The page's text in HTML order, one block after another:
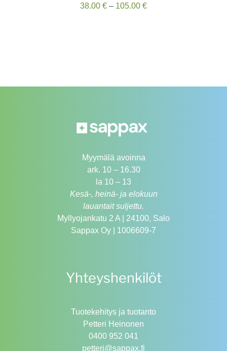
38.00 € – 105.00 €Hintaluokka:
Myymälä avoinna
ark. 10 – 16.30
la 10 – 13
Kesä-, heinä- ja elokuun
lauantait suljettu.
Myllyojankatu 2 A | 24100, Salo
Sappax Oy | 1006609-7
Yhteyshenkilöt
Tuotekehitys ja tuotanto
Petteri Heinonen
0400 952 041
petteri@sappax.fi